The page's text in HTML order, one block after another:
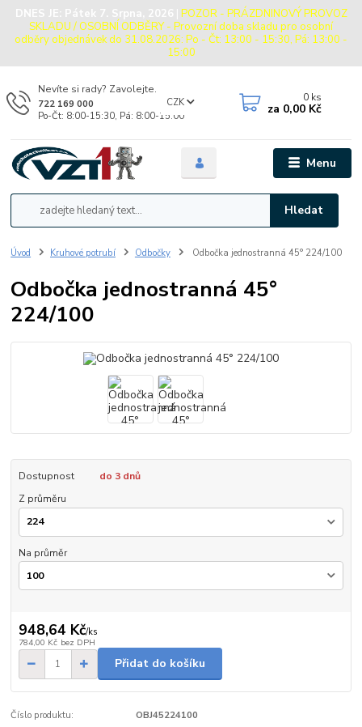
DNES JE: Pátek 7. Srpna, 2026 | POZOR - PRÁZDNINOVÝ PROVOZ
SKLADU / OSOBNÍ ODBĚRY - Provozní doba skladu pro osobní
odběry objednávek do 31.08.2026: Po - Čt: 13:00 - 15:30, Pá: 13:00 -
15:00
Menu
CZK
Hledat
Nevíte si rady? Zavolejte.
722 169 000
Po-Čt: 8:00-15:30, Pá: 8:00-15:00
0 ks
za 0,00 Kč
Úvod Kruhové potrubí Odbočky Odbočka jednostranná 45° 224/100
Odbočka jednostranná 45°
224/100
Dostupnost
do 3 dnů
Z průměru
Na průměr
948,64 Kč/ks
784,00 Kč bez DPH
Přidat do košíku
Číslo produktu: OBJ45224100